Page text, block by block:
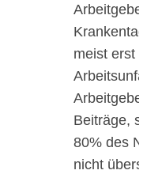
meist erst
Beiträge,
80% des
nicht